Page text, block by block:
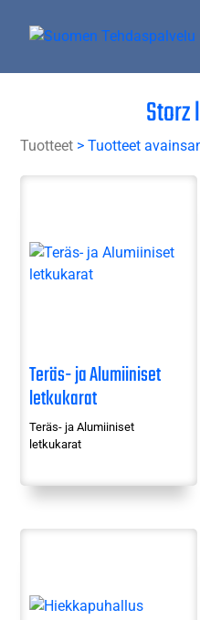
Tuotteet > Tuotteet
Teräs- ja Alumiiniset
letkukarat
Teräs- ja Alumiiniset
letkukarat